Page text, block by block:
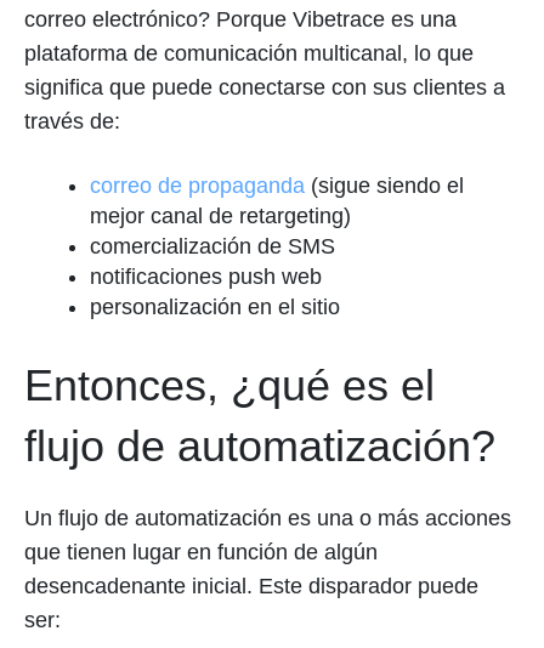
correo electrónico? Porque Vibetrace es una
plataforma de comunicación multicanal, lo que
significa que puede conectarse con sus clientes a
través de:
correo de propaganda (sigue siendo el
mejor canal de retargeting)
comercialización de SMS
notificaciones push web
personalización en el sitio
Entonces, ¿qué es el
flujo de automatización?
Un flujo de automatización es una o más acciones
que tienen lugar en función de algún
desencadenante inicial. Este disparador puede
ser: